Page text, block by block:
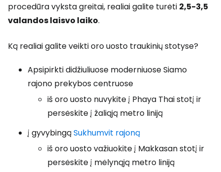
procedūra vyksta greitai, realiai galite turėti 2,5-3,5
valandos laisvo laiko.
Ką realiai galite veikti oro uosto traukinių stotyse?
Apsipirkti didžiuliuose moderniuose Siamo
rajono prekybos centruose
iš oro uosto nuvykite į Phaya Thai stotį ir
persėskite į žaliąją metro liniją
į gyvybingąSukhumvit rajoną
iš oro uosto važiuokite į Makkasan stotį ir
persėskite į mėlynąją metro liniją